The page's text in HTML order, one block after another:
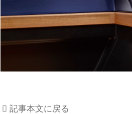
記事本文に戻る